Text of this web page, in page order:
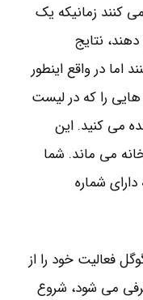
کنند زمانیکه یک
نتایج
در واقع اینطور
را که در لیست
می کنید. این
می ماند. شما
شماره
فعالیت خود را از
می شود، شروع